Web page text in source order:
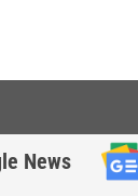
News